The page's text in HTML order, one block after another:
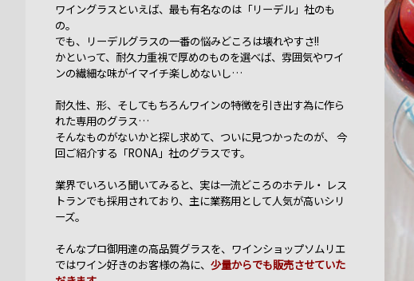
ワイングラスといえば、最も有名なのは「リーデル」社のも
の。
でも、リーデルグラスの一番の悩みどころは壊れやすさ!!
かといって、耐久力重視で厚めのものを選べば、雰囲気やワイ
ンの繊細な味がイマイチ楽しめないし…
耐久性、形、そしてもちろんワインの特徴を引き出す為に作ら
れた専用のグラス…
そんなものがないかと探し求めて、ついに見つかったのが、 今
回ご紹介する「RONA」社のグラスです。
業界でいろいろ聞いてみると、実は一流どころのホテル・ レス
トランでも採用されており、主に業務用として人気が高いシリ
ーズ。
そんなプロ御用達の高品質グラスを、ワインショップソムリエ
ではワイン好きのお客様の為に、 少量からでも販売させていた